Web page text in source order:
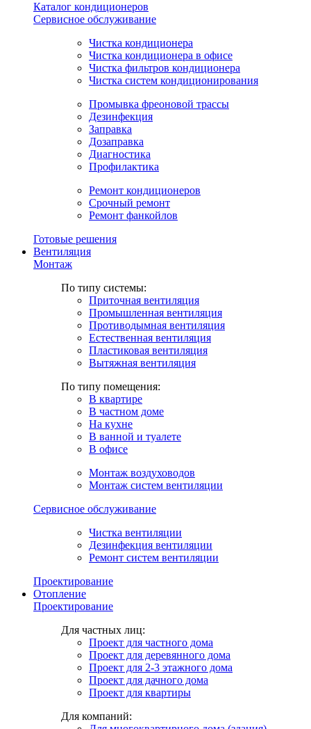
Каталог кондиционеров
Сервисное обслуживание
Чистка кондиционера
Чистка кондиционера в офисе
Чистка фильтров кондиционера
Чистка систем кондиционирования
Промывка фреоновой трассы
Дезинфекция
Заправка
Дозаправка
Диагностика
Профилактика
Ремонт кондиционеров
Срочный ремонт
Ремонт фанкойлов
Готовые решения
Вентиляция
Монтаж
По типу системы:
Приточная вентиляция
Промышленная вентиляция
Противодымная вентиляция
Естественная вентиляция
Пластиковая вентиляция
Вытяжная вентиляция
По типу помещения:
В квартире
В частном доме
На кухне
В ванной и туалете
В офисе
Монтаж воздуховодов
Монтаж систем вентиляции
Сервисное обслуживание
Чистка вентиляции
Дезинфекция вентиляции
Ремонт систем вентиляции
Проектирование
Отопление
Проектирование
Для частных лиц:
Проект для частного дома
Проект для деревянного дома
Проект для 2-3 этажного дома
Проект для дачного дома
Проект для квартиры
Для компаний: